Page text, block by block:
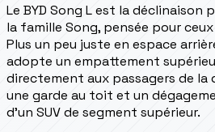
Le BYD Song L est la déclinaison
la famille Song, pensée pour
Plus un peu juste en espace
adopte un empattement
directement aux passagers de la
une garde au toit et un
d'un SUV de segment supérieur.